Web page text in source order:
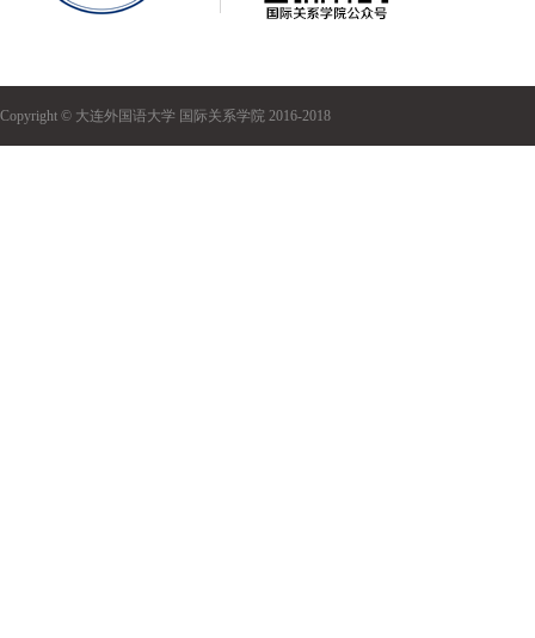
Copyright © 大连外国语大学 国际关系学院 2016-2018